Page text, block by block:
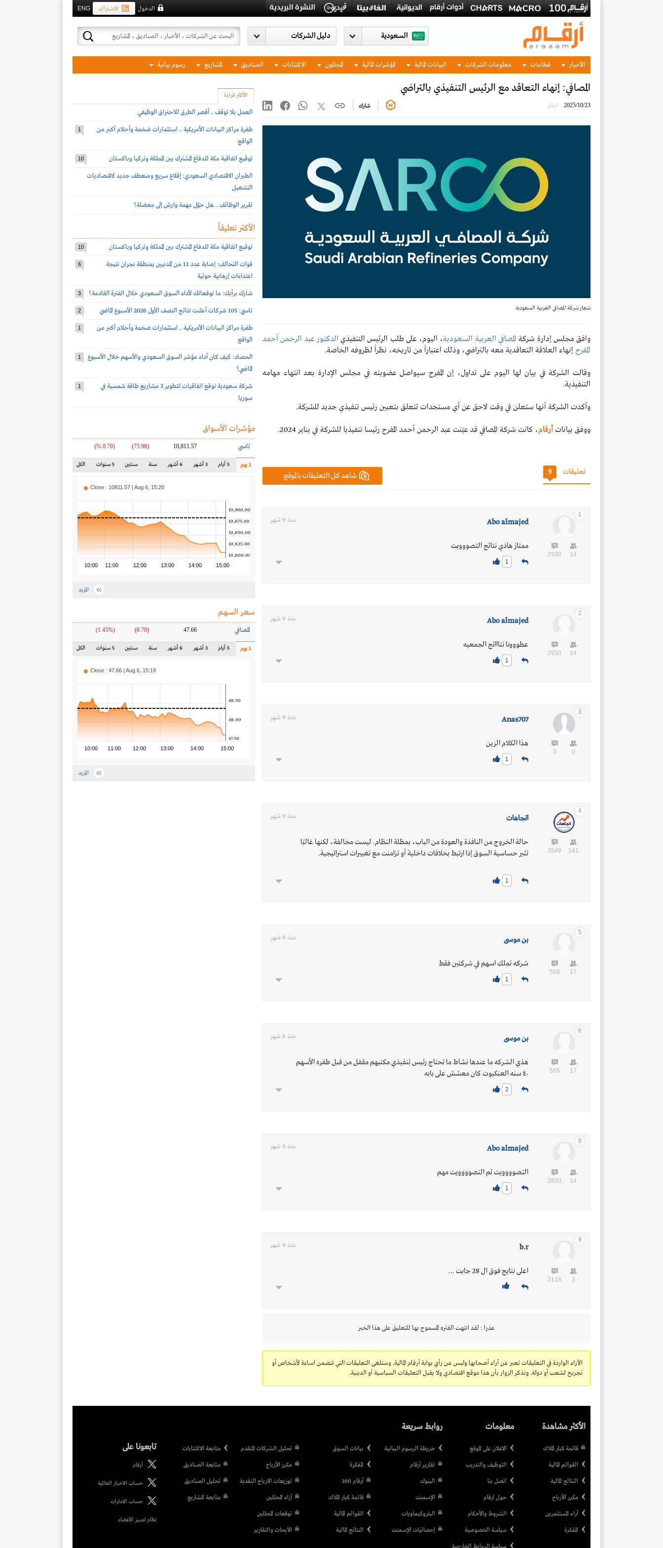
ENG الاشتراك الدخول
السعودية
الأخبار قطاعات معلومات الشركات البيانات المالية المؤشرات المالية المحللون الاكتتابات الصناديق المشاريع رسوم بيانية
المصافي: إنهاء التعاقد مع الرئيس التنفيذي بالتراضي
2025/10/23 أرقام شارك
شعار شركة المصافي العربية السعودية
وافق مجلس إدارة شركة المصافي العربية السعودية، اليوم، على طلب الرئيس التنفيذي الدكتور عبد الرحمن أحمد
المفرح إنهاء العلاقة التعاقدية معه بالتراضي، وذلك اعتباراً من تاريخه، نظراً لظروفه الخاصة.
وقالت الشركة في بيان لها اليوم على تداول، إن المفرح سيواصل عضويته في مجلس الإدارة بعد انتهاء مهامه
التنفيذية.
وأكدت الشركة أنها ستعلن في وقت لاحق عن أي مستجدات تتعلق بتعيين رئيس تنفيذي جديد للشركة.
ووفق بيانات أرقام، كانت شركة المصافي قد عيّنت عبد الرحمن أحمد المفرح رئيسا تنفيذيا للشركة في يناير 2024.
شاهد كل التعليقات بالموقع تعليقات 9
1
14
2930
Abo almajed منذ 9 شهر
ممتاز هاذي نتائج التصووويت
1
2
14
2930
Abo almajed منذ 9 شهر
عطووونا نتااائج الجمعيه
1
3
0
3
Anas707 منذ 9 شهر
هذا الكلام الزين
1
4
141
3549
اتجاهات منذ 9 شهر
حالة الخروج من النافذة والعودة من الباب، بمظلة النظام. ليست مخالفة، لكنها غالبًا
تثير حساسية السوق إذا ارتبط بخلافات داخلية أو تزامنت مع تغييرات استراتيجية.
1
5
17
565
بن موسى منذ 9 شهر
شركه تملك اسهم في شركتين فقط
1
6
17
565
بن موسى منذ 9 شهر
هذي الشركه ما عندها نشاط ما تحتاج رئيس تنفيذي مكتبهم مقفل من قبل طفره الأسهم
٤٠ سنه العنكبوت كان معشش على بابه
2
8
14
2930
Abo almajed منذ 9 شهر
التصوووويت ثم التصوووويت مهم
1
9
3
2118
b.r منذ 9 شهر
اعلى نتايج فوق ال 28 جابت ...
عذرا : لقد انتهت الفتره المسموح بها للتعليق على هذا الخبر
الآراء الواردة في التعليقات تعبر عن آراء أصحابها وليس عن رأي بوابة أرقام المالية. وستلغى التعليقات التي تتضمن اساءة لأشخاص أو
تجريح لشعب أو دولة. ونذكر الزوار بأن هذا موقع اقتصادي ولا يقبل التعليقات السياسية أو الدينية.
الأكثر قراءة
العمل بلا توقف .. أقصر الطرق للاحتراق الوظيفي
طفرة مراكز البيانات الأمريكية .. استثمارات ضخمة وأحلام أكبر من
الواقع
1
توقيع اتفاقية مكة للدفاع المشترك بين المملكة وتركيا وباكستان 10
الطيران الاقتصادي السعودي: إقلاع سريع ومنعطف جديد لاقتصاديات
التشغيل
تقرير الوظائف .. هل حوّل مهمة وارش إلى معضلة؟
الأكثر تعليقاً
توقيع اتفاقية مكة للدفاع المشترك بين المملكة وتركيا وباكستان 10
قوات التحالف: إصابة عدد 11 من المدنيين بمنطقة نجران نتيجة
اعتداءات إرهابية حوثية
6
شارك برأيك: ما توقعاتك لأداء السوق السعودي خلال الفترة القادمة؟ 3
تاسي: 105 شركات أعلنت نتائج النصف الأول 2026 الأسبوع الماضي 2
طفرة مراكز البيانات الأمريكية .. استثمارات ضخمة وأحلام أكبر من
الواقع
1
الحصاد: كيف كان أداء مؤشر السوق السعودي والأسهم خلال الأسبوع
الماضي؟
1
شركة سعودية توقع اتفاقيات لتطوير 3 مشاريع طاقة شمسية في
سوريا
1
مؤشرات الأسواق
تاسي 10,811.57
(75.98)
(0.70 %)
1 يوم 5 أيام 3 أشهر 6 أشهر سنة سنتين 5 سنوات الكل
10:00 11:00 12:00 13:00 14:00 15:00
10,800.00
10,825.00
10,850.00
10,875.00
10,900.00
Close : 10811.57 | Aug 6, 15:20
المزيد
سعر السهم
المصافي 47.66
(0.70)
(1.45%)
1 يوم 5 أيام 3 أشهر 6 أشهر سنة سنتين 5 سنوات الكل
10:00 11:00 12:00 13:00 14:00 15:00
47.50
48.00
48.50
Close : 47.66 | Aug 6, 15:19
المزيد
الأكثر مشاهدة
قائمة كبار الملاك
القوائم المالية
النتائج المالية
مكرر الأرباح
آراء المستثمرين
المفكرة
معلومات
الاعلان على الموقع
التوظيف والتدريب
اتصل بنا
حول ارقام
الشروط والأحكام
سياسة الخصوصية
روابط سريعة
خريطة الرسوم البيانية
تقارير أرقام
البنوك
الإسمنت
البتروكيماويات
إحصائيات الإسمنت
بيانات السوق
المفكرة
أرقام 100
قائمة كبار الملاك
القوائم المالية
النتائج المالية
تحليل الشركات المتقدم
مكرر الأرباح
توزيعات الارباح النقدية
آراء المحللين
توقعات المحللين
الأبحاث والتقارير
متابعة الاكتتابات
متابعة الصناديق
تحليل الصناديق
متابعة المشاريع
تابعونا على
أرقام
حساب الاخبار العالمية
حساب الامارات
نظام تمييز الأعضاء